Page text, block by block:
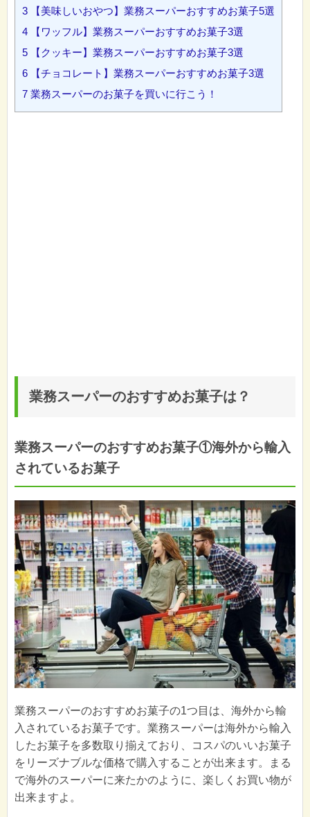
3 【美味しいおやつ】業務スーパーおすすめお菓子5選
4 【ワッフル】業務スーパーおすすめお菓子3選
5 【クッキー】業務スーパーおすすめお菓子3選
6 【チョコレート】業務スーパーおすすめお菓子3選
7 業務スーパーのお菓子を買いに行こう！
業務スーパーのおすすめお菓子は？
業務スーパーのおすすめお菓子①海外から輸入
されているお菓子
業務スーパーのおすすめお菓子の1つ目は、海外から輸
入されているお菓子です。業務スーパーは海外から輸入
したお菓子を多数取り揃えており、コスパのいいお菓子
をリーズナブルな価格で購入することが出来ます。まる
で海外のスーパーに来たかのように、楽しくお買い物が
出来ますよ。